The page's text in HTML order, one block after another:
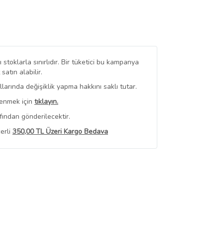
stoklarla sınırlıdır. Bir tüketici bu kampanya
alabilir.
değişiklik yapma hakkını saklı tutar.
için tıklayın.
gönderilecektir.
350,00 TL Üzeri Kargo Bedava